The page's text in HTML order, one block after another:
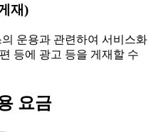
재)
운용과 관련하여 서비스화
등에 광고 등을 게재할 수
요금